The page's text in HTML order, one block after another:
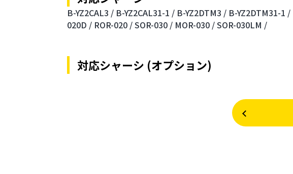
B-YZ2CAL3 / B-YZ2CAL31-1 / B-YZ2DTM3 / B-YZ2DTM31-1 /
020D / ROR-020 /SOR-030 / MOR-030 /SOR-030LM /
対応シャーシ (オプション)